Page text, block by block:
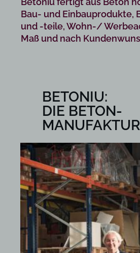
Bau- und Einbauprodukte,
und -teile, Wohn-/
Maß und nach
BETONIU:
DIE BETON-
MANUFAKTUR